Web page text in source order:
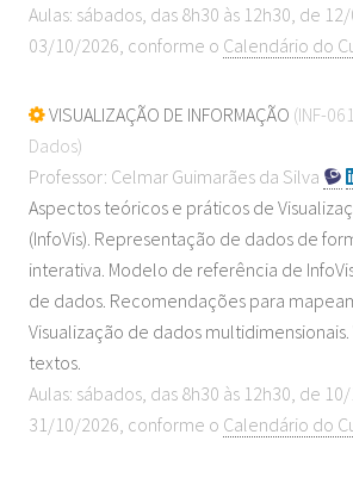
Aulas: sábados, das 8h30 às 12h30, de
03/10/2026, conforme o Calendário do
VISUALIZAÇÃO DE INFORMAÇÃO (INF-
Dados)
Professor: Celmar Guimarães da Silva
Aspectos teóricos e práticos de
(InfoVis). Representação de dados de
interativa. Modelo de referência de
de dados. Recomendações para
Visualização de dados
textos.
Aulas: sábados, das 8h30 às 12h30, de
31/10/2026, conforme o Calendário do